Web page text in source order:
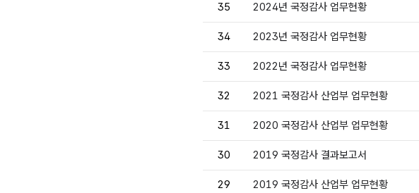
35 2024년 국정감사 업무현황
34 2023년 국정감사 업무현황
33 2022년 국정감사 업무현황
32 2021 국정감사 산업부 업무현황
31 2020 국정감사 산업부 업무현황
30 2019 국정감사 결과보고서
29 2019 국정감사 산업부 업무현황